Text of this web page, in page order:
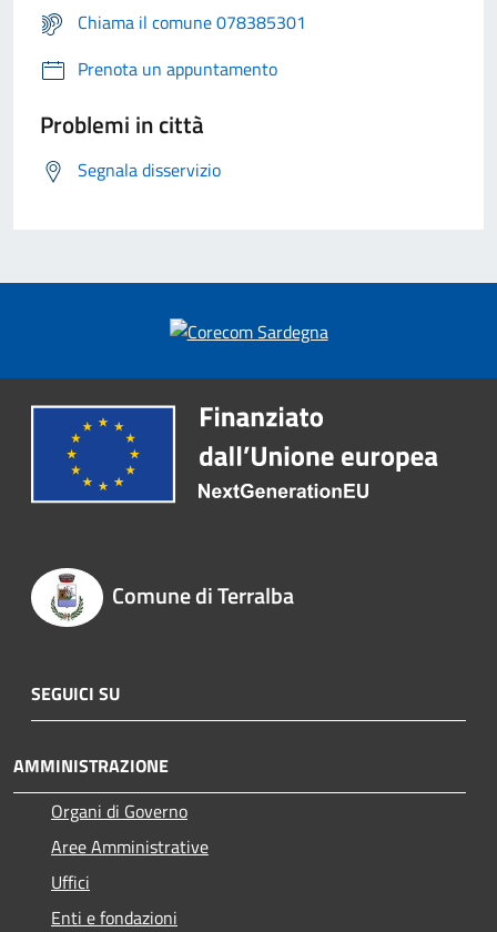
Chiama il comune 078385301
Prenota un appuntamento
Problemi in città
Segnala disservizio
Comune di Terralba
SEGUICI SU
AMMINISTRAZIONE
Organi di Governo
Aree Amministrative
Uffici
Enti e fondazioni